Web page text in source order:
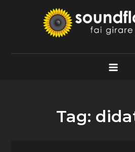
Soundflower.it
Fai Girare Musica
Tag: